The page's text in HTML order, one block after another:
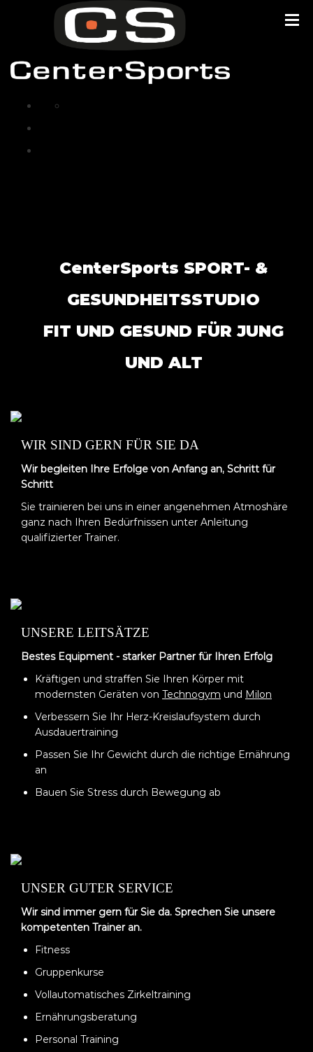
CenterSports SPORT- &
GESUNDHEITSSTUDIO
FIT UND GESUND FÜR JUNG
UND ALT
WIR SIND GERN FÜR SIE DA
Wir begleiten Ihre Erfolge von Anfang an, Schritt für
Schritt
Sie trainieren bei uns in einer angenehmen Atmoshäre
ganz nach Ihren Bedürfnissen unter Anleitung
qualifizierter Trainer.
UNSERE LEITSÄTZE
Bestes Equipment - starker Partner für Ihren Erfolg
Kräftigen und straffen Sie Ihren Körper mit
modernsten Geräten von Technogym und Milon
Verbessern Sie Ihr Herz-Kreislaufsystem durch
Ausdauertraining
Passen Sie Ihr Gewicht durch die richtige Ernährung
an
Bauen Sie Stress durch Bewegung ab
UNSER GUTER SERVICE
Wir sind immer gern für Sie da. Sprechen Sie unsere
kompetenten Trainer an.
Fitness
Gruppenkurse
Vollautomatisches Zirkeltraining
Ernährungsberatung
Personal Training